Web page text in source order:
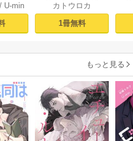
、年
にさ
～
ろし
/ U-min
ね。ましろくん。
【電子限定漫画付
き】
カトウロカ
1冊無料
もっと見る